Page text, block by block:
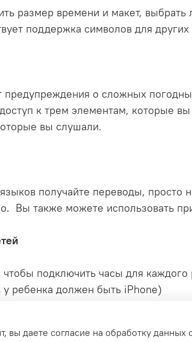
размер времени и макет,
поддержка символов для других
о сложных
к трем элементам, которые
вы слушали.
получайте переводы, просто
Вы также можете использовать
подключить часы для
у ребенка должен быть iPhone)
вы даете согласие на обработку данных